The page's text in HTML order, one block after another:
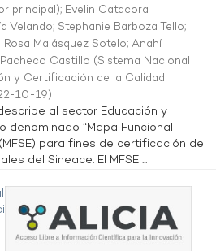
principal); Evelin Catacora
Velando; Stephanie Barboza Tello;
Rosa Malásquez Sotelo; Anahí
Castillo (Sistema Nacional
y Certificación de la Calidad
10-19)
al sector Educación y
denominado “Mapa Funcional
para fines de certificación de
del Sineace. El MFSE ...
de la